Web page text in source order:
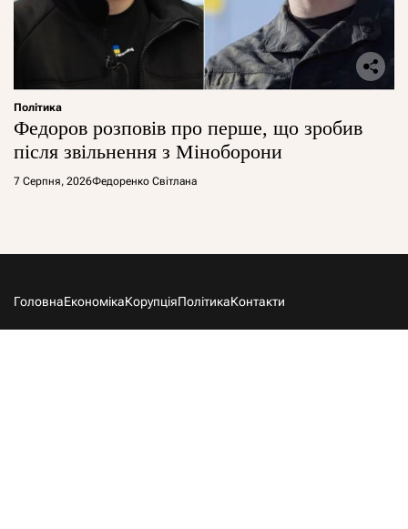
Політика
Федоров розповів про перше, що зробив
після звільнення з Міноборони
7 Серпня, 2026Федоренко Світлана
ГоловнаЕкономікаКорупціяПолітикаКонтакти